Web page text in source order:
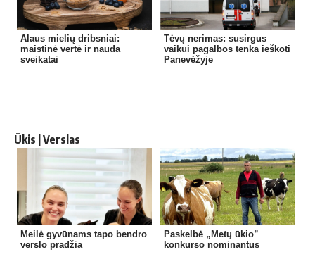
Alaus mielių dribsniai:
maistinė vertė ir nauda
sveikatai
Tėvų nerimas: susirgus
vaikui pagalbos tenka ieškoti
Panevėžyje
Ūkis | Verslas
Meilė gyvūnams tapo bendro
verslo pradžia
Paskelbė „Metų ūkio”
konkurso nominantus